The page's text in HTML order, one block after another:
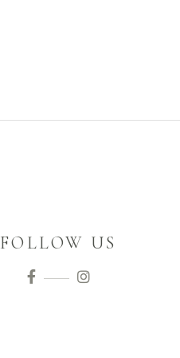
FOLLOW US